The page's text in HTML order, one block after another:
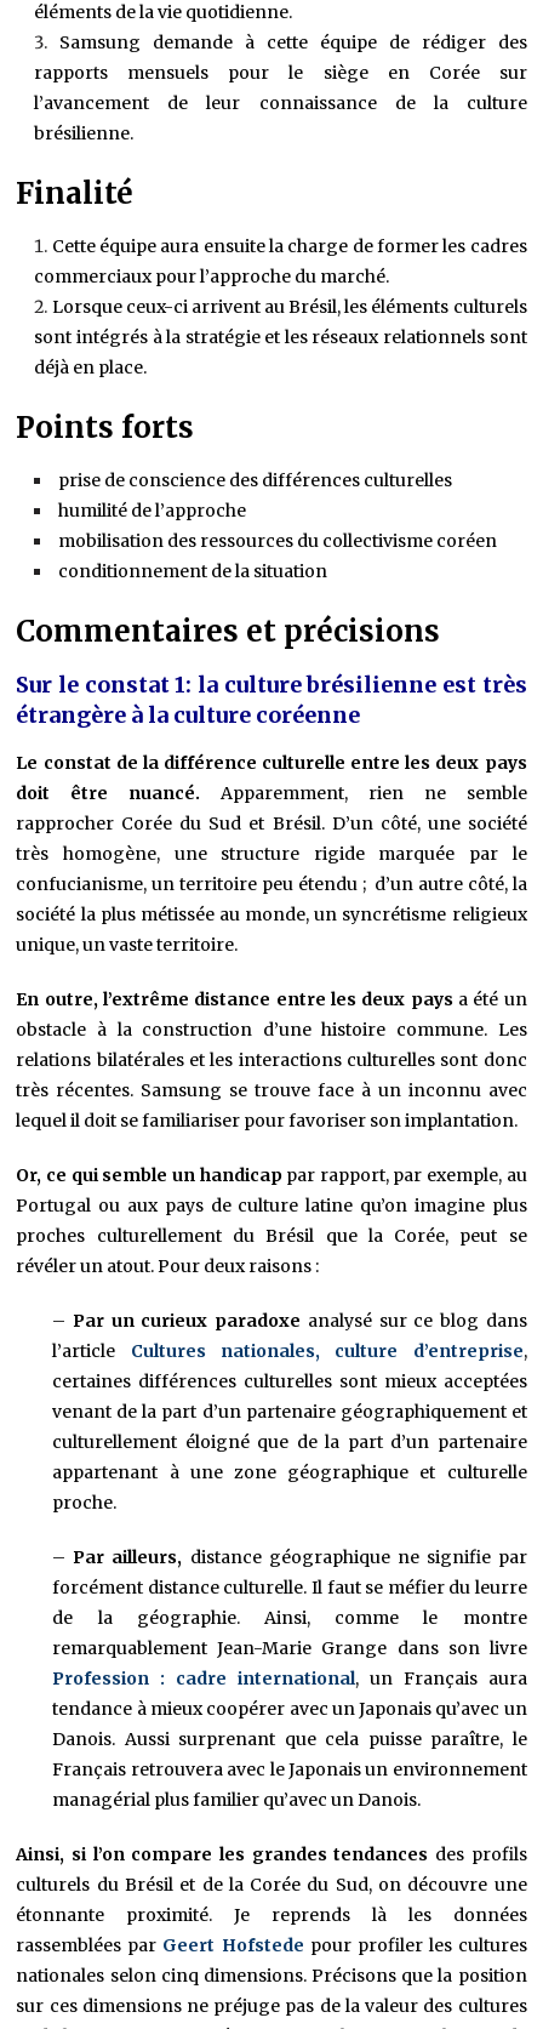
éléments de la vie quotidienne.
Samsung demande à cette équipe de rédiger des
rapports mensuels pour le siège en Corée sur
l’avancement de leur connaissance de la culture
brésilienne.
Finalité
Cette équipe aura ensuite la charge de former les cadres
commerciaux pour l’approche du marché.
Lorsque ceux-ci arrivent au Brésil, les éléments culturels
sont intégrés à la stratégie et les réseaux relationnels sont
déjà en place.
Points forts
prise de conscience des différences culturelles
humilité de l’approche
mobilisation des ressources du collectivisme coréen
conditionnement de la situation
Commentaires et précisions
Sur le constat 1: la culture brésilienne est très
étrangère à la culture coréenne
Le constat de la différence culturelle entre les deux pays
doit être nuancé. Apparemment, rien ne semble
rapprocher Corée du Sud et Brésil. D’un côté, une société
très homogène, une structure rigide marquée par le
confucianisme, un territoire peu étendu ; d’un autre côté, la
société la plus métissée au monde, un syncrétisme religieux
unique, un vaste territoire.
En outre, l’extrême distance entre les deux pays a été un
obstacle à la construction d’une histoire commune. Les
relations bilatérales et les interactions culturelles sont donc
très récentes. Samsung se trouve face à un inconnu avec
lequel il doit se familiariser pour favoriser son implantation.
Or, ce qui semble un handicap par rapport, par exemple, au
Portugal ou aux pays de culture latine qu’on imagine plus
proches culturellement du Brésil que la Corée, peut se
révéler un atout. Pour deux raisons :
–Par un curieux paradoxe analysé sur ce blog dans
l’article Cultures nationales, culture d’entreprise,
certaines différences culturelles sont mieux acceptées
venant de la part d’un partenaire géographiquement et
culturellement éloigné que de la part d’un partenaire
appartenant à une zone géographique et culturelle
proche.
–Par ailleurs, distance géographique ne signifie par
forcément distance culturelle. Il faut se méfier du leurre
de la géographie. Ainsi, comme le montre
remarquablement Jean-Marie Grange dans son livre
Profession : cadre international, un Français aura
tendance à mieux coopérer avec un Japonais qu’avec un
Danois. Aussi surprenant que cela puisse paraître, le
Français retrouvera avec le Japonais un environnement
managérial plus familier qu’avec un Danois.
Ainsi, si l’on compare les grandes tendances des profils
culturels du Brésil et de la Corée du Sud, on découvre une
étonnante proximité. Je reprends là les données
rassemblées par Geert Hofstede pour profiler les cultures
nationales selon cinq dimensions. Précisons que la position
sur ces dimensions ne préjuge pas de la valeur des cultures